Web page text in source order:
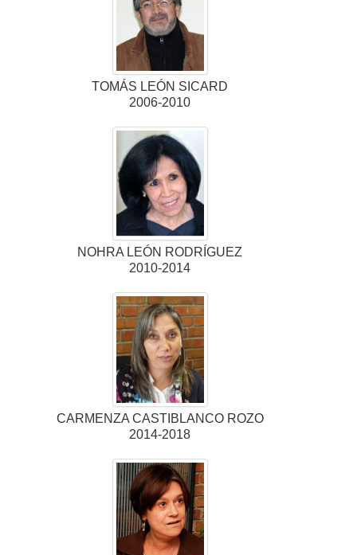
TOMÁS LEÓN SICARD
2006-2010
NOHRA LEÓN RODRÍGUEZ
2010-2014
CARMENZA CASTIBLANCO ROZO
2014-2018